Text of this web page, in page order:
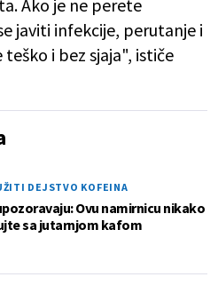
Ako je ne perete
javiti infekcije, perutanje i
i bez sjaja", ističe
DEJSTVO KOFEINA
Ovu namirnicu nikako
sa jutarnjom kafom